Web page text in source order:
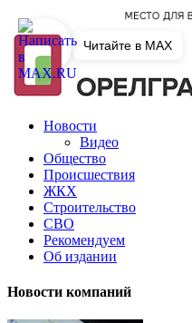
Новости
Видео
Общество
Происшествия
ЖКХ
Строительство
СВО
Рекомендуем
Об издании
Новости компаний
Читайте в MAX